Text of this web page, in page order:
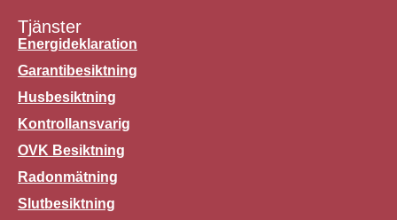
Tjänster
Energideklaration
Garantibesiktning
Husbesiktning
Kontrollansvarig
OVK Besiktning
Radonmätning
Slutbesiktning